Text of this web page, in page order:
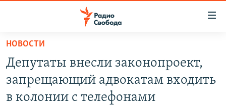
упрощенного
доступа
основному
ПОДКАСТЫ
АВТОРСКИЕ ПРОЕКТЫ
НОВОСТИ
Депутаты внесли законопроект,
запрещающий адвокатам входить
в колонии с телефонами